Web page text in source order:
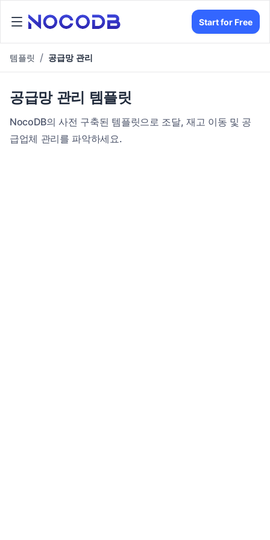
Start for Free
템플릿 공급망 관리
공급망 관리 템플릿
NocoDB의 사전 구축된 템플릿으로 조달, 재고 이동 및 공
급업체 관리를 파악하세요.